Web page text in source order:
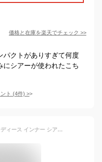
価格と在庫を楽天でチェック >>
パクトがありすぎて何度
にシアーが使われたこち
ト (4件) >
レーストップス 花柄 チュール レディース インナー シアー ブラウス タートルネック トップス シンプル レースインナー 全6色×6サイズ！レイヤードトップス 透け 長袖